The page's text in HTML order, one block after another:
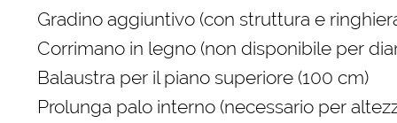
Gradino aggiuntivo (con struttura e
Corrimano in legno (non disponibile per
Balaustra per il piano superiore (100 cm)
Prolunga palo interno (necessario per